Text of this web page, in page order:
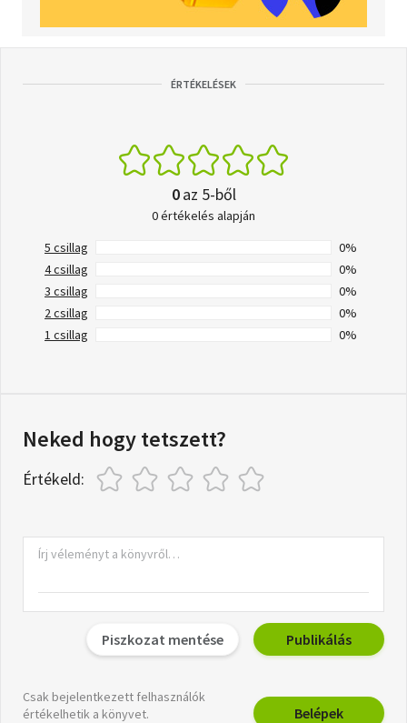
ÉRTÉKELÉSEK
0az 5-ből
0 értékelés alapján
5 csillag
0%
4 csillag
0%
3 csillag
0%
2 csillag
0%
1 csillag
0%
Neked hogy tetszett?
Értékeld:
Piszkozat mentése Publikálás
Csak bejelentkezett felhasználók
értékelhetik a könyvet.
Belépek